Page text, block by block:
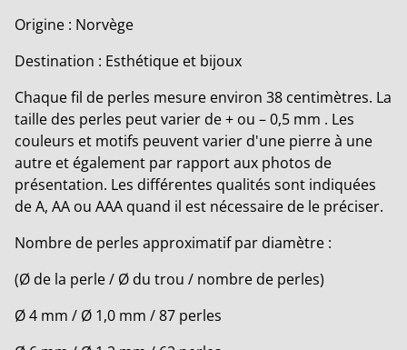
Origine : Norvège
Destination : Esthétique et bijoux
Chaque fil de perles mesure environ 38 centimètres. La
taille des perles peut varier de + ou – 0,5 mm . Les
couleurs et motifs peuvent varier d'une pierre à une
autre et également par rapport aux photos de
présentation. Les différentes qualités sont indiquées
de A, AA ou AAA quand il est nécessaire de le préciser.
Nombre de perles approximatif par diamètre :
(Ø de la perle / Ø du trou / nombre de perles)
Ø 4 mm / Ø 1,0 mm / 87 perles